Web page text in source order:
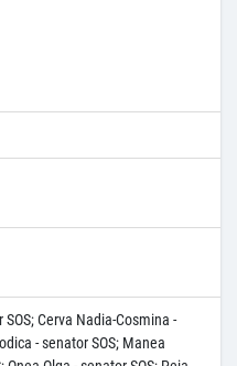
Cerva Nadia-Cosmina -
- senator SOS; Manea